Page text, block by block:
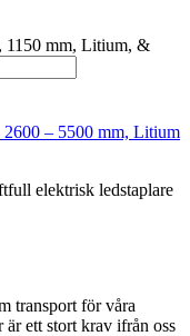
1150 mm, Litium, &
– 5500 mm, Litium
elektrisk ledstaplare
transport för våra
ett stort krav ifrån oss